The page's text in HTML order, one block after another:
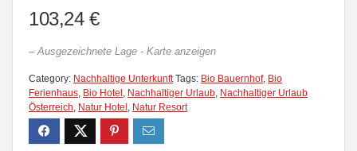
103,24 €
– Ausgezeichnete Lage - Karte anzeigen
Category: Nachhaltige Unterkunft Tags: Bio Bauernhof, Bio
Ferienhaus Bio Hotel Nachhaltiger Urlaub Nachhaltiger Urlaub
Österreich Natur Hotel Natur Resort